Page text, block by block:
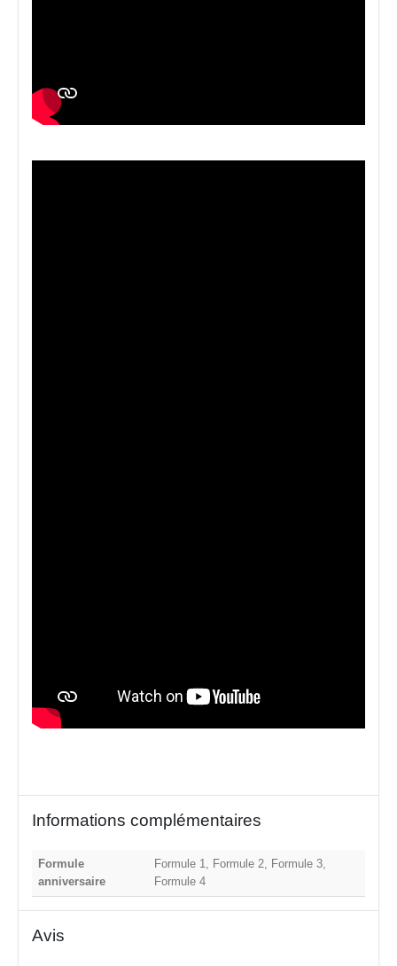
Informations complémentaires
Formule
anniversaire
Formule 1, Formule 2, Formule 3,
Formule 4
Avis